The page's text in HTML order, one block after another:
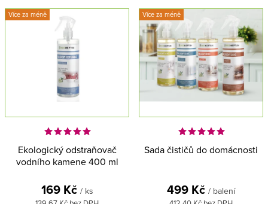
s
u
n
d
Abecedně
Více za méně
Ekologický odstraňovač
vodního kamene 400 ml
169 Kč / ks
Více za méně
Sada čističů do domácnosti
499 Kč / balení